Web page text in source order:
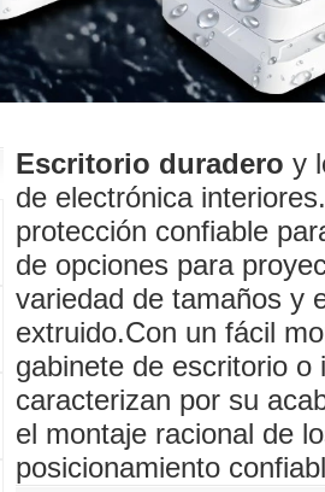
Escritorio duradero y
de electrónica
protección confiable
de opciones para
variedad de tamaños y
extruido.Con un fácil
gabinete de escritorio
caracterizan por su
el montaje racional de
posicionamiento